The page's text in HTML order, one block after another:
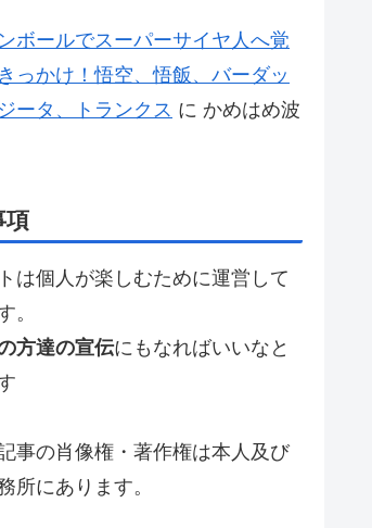
ボールでスーパーサイヤ人へ覚
っかけ！悟空、悟飯、バーダッ
ータ、トランクス に かめはめ波
項
は個人が楽しむために運営して
。
方達の宣伝にもなればいいなと
事の肖像権・著作権は本人及び
所にあります。